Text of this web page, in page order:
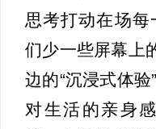
思考打动在场
们少一些屏幕上
边的“沉浸式体验
对生活的亲身